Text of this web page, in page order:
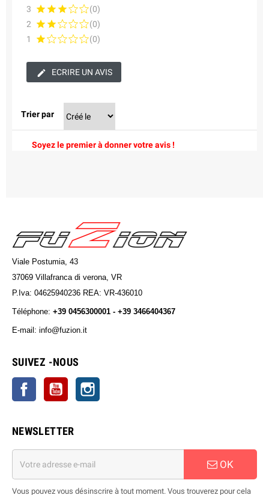
3
(0)
2
(0)
1
(0)
ECRIRE UN AVIS
Trier par
Soyez le premier à donner votre avis !
Viale Postumia, 43
37069 Villafranca di verona, VR
P.Iva: 04625940236 REA: VR-436010
Téléphone: +39 0456300001 - +39 3466404367
E-mail: info@fuzion.it
SUIVEZ -NOUS
Facebook YouTube
NEWSLETTER
OK
Vous pouvez vous désinscrire à tout moment. Vous trouverez pour cela